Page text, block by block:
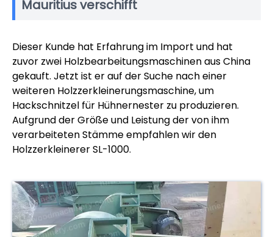
Mauritius verschifft
Dieser Kunde hat Erfahrung im Import und hat
zuvor zwei Holzbearbeitungsmaschinen aus China
gekauft. Jetzt ist er auf der Suche nach einer
weiteren Holzzerkleinerungsmaschine, um
Hackschnitzel für Hühnernester zu produzieren.
Aufgrund der Größe und Leistung der von ihm
verarbeiteten Stämme empfahlen wir den
Holzzerkleinerer SL-1000.